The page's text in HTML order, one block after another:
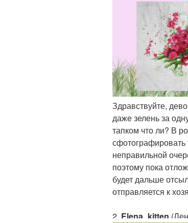
Здравствуйте,
даже зелень за
тапком что ли? В
неправильной
поэтому пока
будет дальше
отправляется к
2. Elena_kitten